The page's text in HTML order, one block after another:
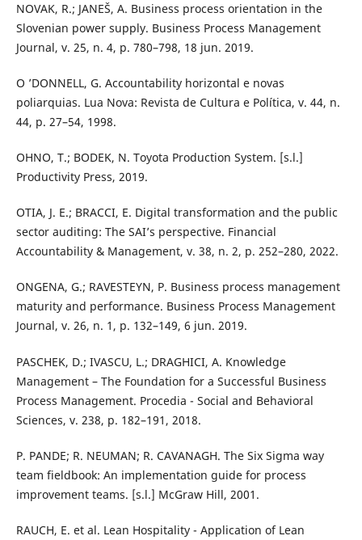
NOVAK, R.; JANEŠ, A. Business process orientation in the
Slovenian power supply. Business Process Management
Journal, v. 25, n. 4, p. 780–798, 18 jun. 2019.
O ’DONNELL, G. Accountability horizontal e novas
poliarquias. Lua Nova: Revista de Cultura e Política, v. 44, n.
44, p. 27–54, 1998.
OHNO, T.; BODEK, N. Toyota Production System. [s.l.]
Productivity Press, 2019.
OTIA, J. E.; BRACCI, E. Digital transformation and the public
sector auditing: The SAI’s perspective. Financial
Accountability & Management, v. 38, n. 2, p. 252–280, 2022.
ONGENA, G.; RAVESTEYN, P. Business process management
maturity and performance. Business Process Management
Journal, v. 26, n. 1, p. 132–149, 6 jun. 2019.
PASCHEK, D.; IVASCU, L.; DRAGHICI, A. Knowledge
Management – The Foundation for a Successful Business
Process Management. Procedia - Social and Behavioral
Sciences, v. 238, p. 182–191, 2018.
P. PANDE; R. NEUMAN; R. CAVANAGH. The Six Sigma way
team fieldbook: An implementation guide for process
improvement teams. [s.l.] McGraw Hill, 2001.
RAUCH, E. et al. Lean Hospitality - Application of Lean